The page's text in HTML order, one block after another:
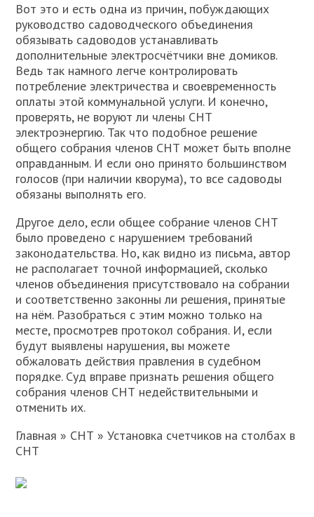
Вот это и есть одна из причин, побуждающих
руководство садоводческого объединения
обязывать садоводов устанавливать
дополнительные электросчётчики вне домиков.
Ведь так намного легче контролировать
потребление электричества и своевременность
оплаты этой коммунальной услуги. И конечно,
проверять, не воруют ли члены СНТ
электроэнергию. Так что подобное решение
общего собрания членов СНТ может быть вполне
оправданным. И если оно принято большинством
голосов (при наличии кворума), то все садоводы
обязаны выполнять его.
Другое дело, если общее собрание членов СНТ
было проведено с нарушением требований
законодательства. Но, как видно из письма, автор
не располагает точной информацией, сколько
членов объединения присутствовало на собрании
и соответственно законны ли решения, принятые
на нём. Разобраться с этим можно только на
месте, просмотрев протокол собрания. И, если
будут выявлены нарушения, вы можете
обжаловать действия правления в судебном
порядке. Суд вправе признать решения общего
собрания членов СНТ недействительными и
отменить их.
Главная » СНТ » Установка счетчиков на столбах в
СНТ